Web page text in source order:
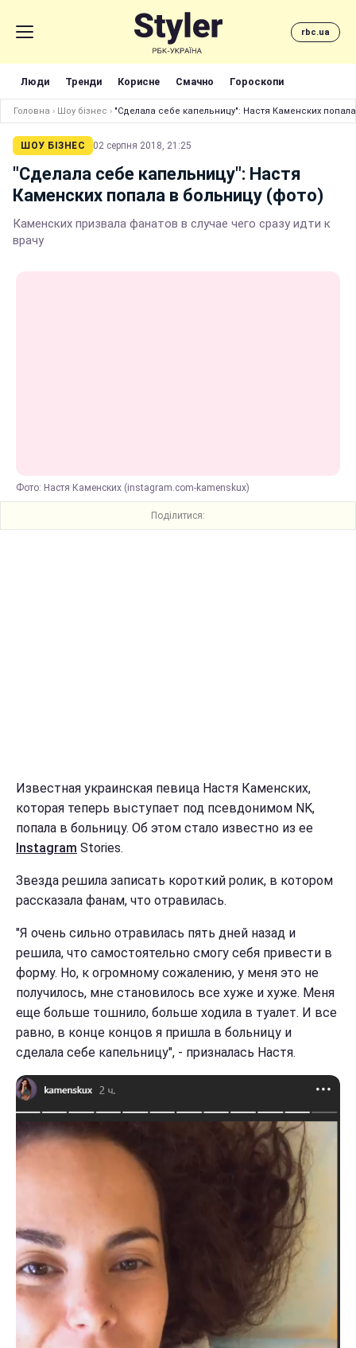
rbc.ua
Люди Тренди Корисне Смачно Гороскопи
Головна › Шоу бізнес › "Сделала себе капельницу": Настя Каменских
ШОУ БІЗНЕС 02 серпня 2018, 21:25
"Сделала себе капельницу": Настя
Каменских попала в больницу (фото)
Каменских призвала фанатов в случае чего сразу идти к
врачу
Фото: Настя Каменских (instagram.com-kamenskux)
Поділитися:
Известная украинская певица Настя Каменских,
которая теперь выступает под псевдонимом NK,
попала в больницу. Об этом стало известно из ее
Instagram Stories.
Звезда решила записать короткий ролик, в котором
рассказала фанам, что отравилась.
"Я очень сильно отравилась пять дней назад и
решила, что самостоятельно смогу себя привести в
форму. Но, к огромному сожалению, у меня это не
получилось, мне становилось все хуже и хуже. Меня
еще больше тошнило, больше ходила в туалет. И все
равно, в конце концов я пришла в больницу и
сделала себе капельницу", - призналась Настя.